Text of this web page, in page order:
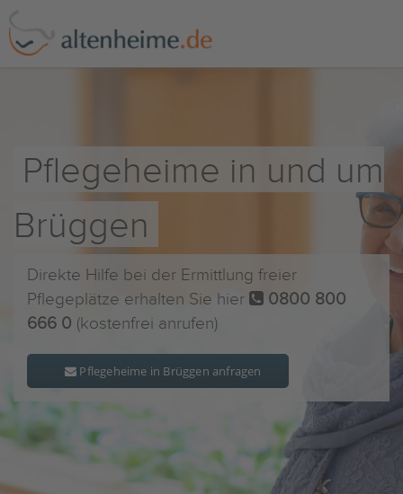
Pflegeheime in und um
Brüggen
Direkte Hilfe bei der Ermittlung freier
Pflegeplätze erhalten Sie hier
0800 800
666 0 (kostenfrei anrufen)
Pflegeheime in Brüggen anfragen